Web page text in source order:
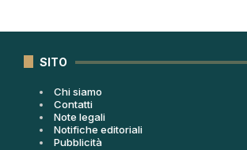
SITO
Chi siamo
Contatti
Note legali
Notifiche editoriali
Pubblicità